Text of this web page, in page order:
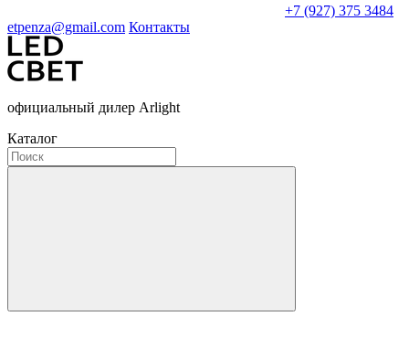
+7 (927) 375 3484
etpenza@gmail.com Контакты
официальный дилер Arlight
Каталог